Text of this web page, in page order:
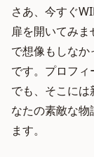
さあ、今すぐ
扉を開いてみ
で想像もしな
です。プロフ
でも、そこに
なたの素敵な
ます。